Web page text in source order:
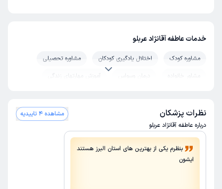
خدمات عاطفه آقانژاد عربلو
مشاوره کودک اختلال یادگیری کودکان
مشاوره تحصیلی
مشاور خانواده
درمان وسواس
آموزش مهارتهای زندگی
مشاوره حل تعارض ازدواج
نظرات پزشکان
درباره عاطفه آقانژاد عربلو
مشاهده 4 تاییدیه
بنظرم یکی از بهترین های استان البرز هستند
ایشون